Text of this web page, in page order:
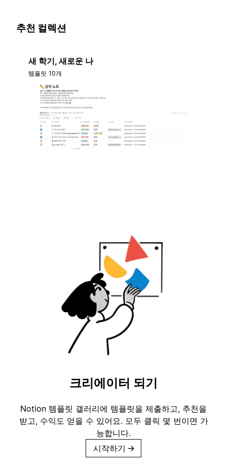
추천 컬렉션
새 학기, 새로운 나
템플릿 10개
크리에이터 되기
Notion 템플릿 갤러리에 템플릿을 제출하고, 추천을
받고, 수익도 얻을 수 있어요. 모두 클릭 몇 번이면 가
능합니다.
시작하기 →